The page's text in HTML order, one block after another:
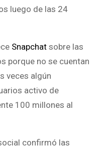
luego de las 24
Snapchat sobre las
porque no se cuentan
veces algún
activo de
100 millones al
confirmó las